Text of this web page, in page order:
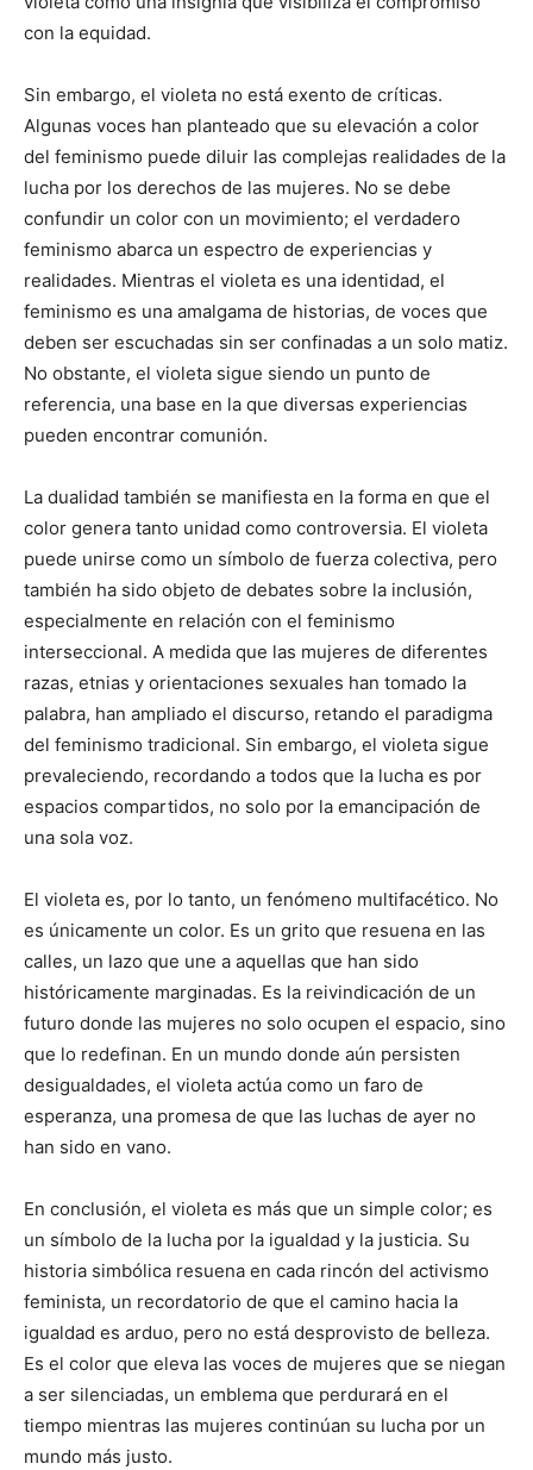
con la equidad.
Sin embargo, el violeta no está exento de críticas.
Algunas voces han planteado que su elevación a color
del feminismo puede diluir las complejas realidades de la
lucha por los derechos de las mujeres. No se debe
confundir un color con un movimiento; el verdadero
feminismo abarca un espectro de experiencias y
realidades. Mientras el violeta es una identidad, el
feminismo es una amalgama de historias, de voces que
deben ser escuchadas sin ser confinadas a un solo matiz.
No obstante, el violeta sigue siendo un punto de
referencia, una base en la que diversas experiencias
pueden encontrar comunión.
La dualidad también se manifiesta en la forma en que el
color genera tanto unidad como controversia. El violeta
puede unirse como un símbolo de fuerza colectiva, pero
también ha sido objeto de debates sobre la inclusión,
especialmente en relación con el feminismo
interseccional. A medida que las mujeres de diferentes
razas, etnias y orientaciones sexuales han tomado la
palabra, han ampliado el discurso, retando el paradigma
del feminismo tradicional. Sin embargo, el violeta sigue
prevaleciendo, recordando a todos que la lucha es por
espacios compartidos, no solo por la emancipación de
una sola voz.
El violeta es, por lo tanto, un fenómeno multifacético. No
es únicamente un color. Es un grito que resuena en las
calles, un lazo que une a aquellas que han sido
históricamente marginadas. Es la reivindicación de un
futuro donde las mujeres no solo ocupen el espacio, sino
que lo redefinan. En un mundo donde aún persisten
desigualdades, el violeta actúa como un faro de
esperanza, una promesa de que las luchas de ayer no
han sido en vano.
En conclusión, el violeta es más que un simple color; es
un símbolo de la lucha por la igualdad y la justicia. Su
historia simbólica resuena en cada rincón del activismo
feminista, un recordatorio de que el camino hacia la
igualdad es arduo, pero no está desprovisto de belleza.
Es el color que eleva las voces de mujeres que se niegan
a ser silenciadas, un emblema que perdurará en el
tiempo mientras las mujeres continúan su lucha por un
mundo más justo.